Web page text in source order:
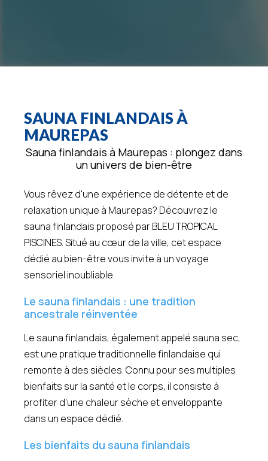
SAUNA FINLANDAIS À
MAUREPAS
Sauna finlandais à Maurepas : plongez dans
un univers de bien-être
Vous rêvez d'une expérience de détente et de
relaxation unique à Maurepas? Découvrez le
sauna finlandais proposé par BLEU TROPICAL
PISCINES. Situé au cœur de la ville, cet espace
dédié au bien-être vous invite à un voyage
sensoriel inoubliable.
Le sauna finlandais : une tradition
ancestrale réinventée
Le sauna finlandais, également appelé sauna sec,
est une pratique traditionnelle finlandaise qui
remonte à des siècles. Connu pour ses multiples
bienfaits sur la santé et le corps, il consiste à
profiter d'une chaleur sèche et enveloppante
dans un espace dédié.
Les bienfaits du sauna finlandais